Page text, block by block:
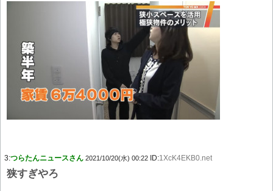
3:つらたんニュースさん 2021/10/20(水) 00:22 ID:1XcK4EKB0.net
狭すぎやろ